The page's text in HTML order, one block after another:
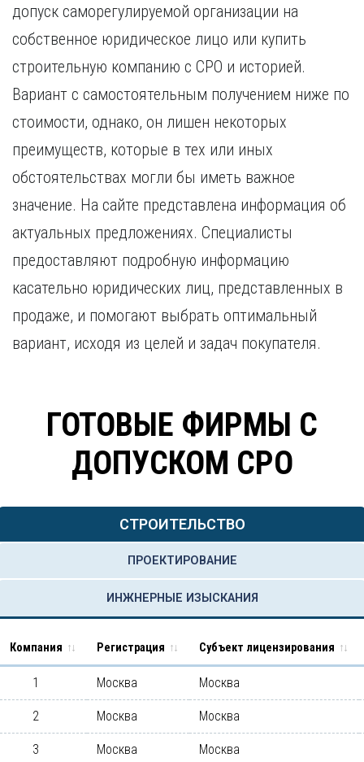
Калуга
Киров
Краснодар
Красноярск
Курск
Л
Липецк
М
Магнитогорск
Махачкала
Набережные Челны
Нижний Новгород
Улан-Удэ
Ульяновск
Уфа
Х
Хабаровск
Ч
Чебоксары
Челябинск
Череповец
Чита
Я
допуск саморегулируемой организации на
собственное юридическое лицо или купить
строительную компанию с СРО и историей.
Вариант с самостоятельным получением ниже по
стоимости, однако, он лишен некоторых
преимуществ, которые в тех или иных
обстоятельствах могли бы иметь важное
значение. На сайте представлена информация об
актуальных предложениях. Специалисты
предоставляют подробную информацию
касательно юридических лиц, представленных в
продаже, и помогают выбрать оптимальный
вариант, исходя из целей и задач покупателя.
ГОТОВЫЕ ФИРМЫ С
ДОПУСКОМ СРО
СТРОИТЕЛЬСТВО
ПРОЕКТИРОВАНИЕ
ИНЖНЕРНЫЕ ИЗЫСКАНИЯ
Компания Регистрация Субъект лицензирования
1 Москва Москва
2 Москва Москва
3 Москва Москва